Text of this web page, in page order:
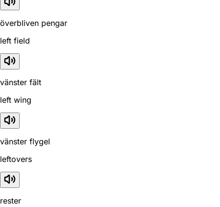
överbliven pengar
left field
vänster fält
left wing
vänster flygel
leftovers
rester